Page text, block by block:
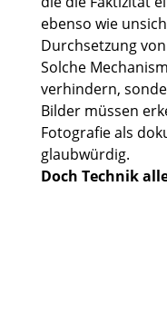
ebenso wie
Durchsetzung
Solche
verhindern,
Bilder müssen
Fotografie als
glaubwürdig.
Doch Technik